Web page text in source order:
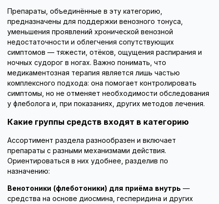
Препараты, объединённые в эту категорию,
предназначены для поддержки венозного тонуса,
уменьшения проявлений хронической венозной
недостаточности и облегчения сопутствующих
симптомов — тяжести, отёков, ощущения распирания и
ночных судорог в ногах. Важно понимать, что
медикаментозная терапия является лишь частью
комплексного подхода: она помогает контролировать
симптомы, но не отменяет необходимости обследования
у флеболога и, при показаниях, других методов лечения.
Какие группы средств входят в категорию
Ассортимент раздела разнообразен и включает
препараты с разными механизмами действия.
Ориентироваться в них удобнее, разделив по
назначению:
Венотоники (флеботоники) для приёма внутрь —
средства на основе диосмина, гесперидина и других